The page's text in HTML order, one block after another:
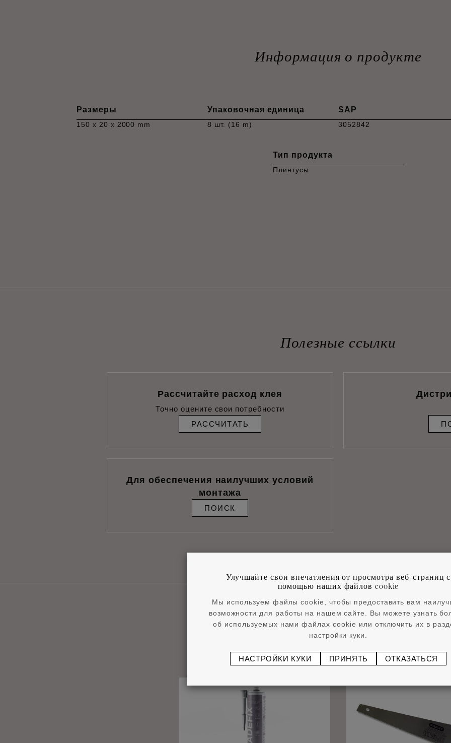
Информация о продукте
Размеры
150 x 20 x 2000 mm
Упаковочная единица
8 шт. (16 m)
SAP
3052842
Тип продукта
Плинтусы
Полезные ссылки
Рассчитайте расход клея
Точно оцените свои потребности
РАССЧИТАТЬ
Для обеспечения наилучших условий
монтажа
ПОИСК
Сопутствующие товары
Улучшайте свои впечатления от просмотра веб-страниц с
помощью наших файлов cookie
Мы используем файлы cookie, чтобы предоставить вам
возможности для работы на нашем сайте. Вы можете узнать
об используемых нами файлах cookie или отключить их в
настройки куки.
НАСТРОЙКИ КУКИ ПРИНЯТЬ ОТКАЗАТЬСЯ